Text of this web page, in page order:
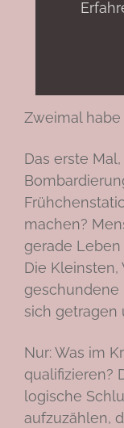
Zweimal
Das erste
machen?
gerade
Die
geschundene
sich getragen
Nur: Was im
qualifizieren?
logische
aufzuzählen,